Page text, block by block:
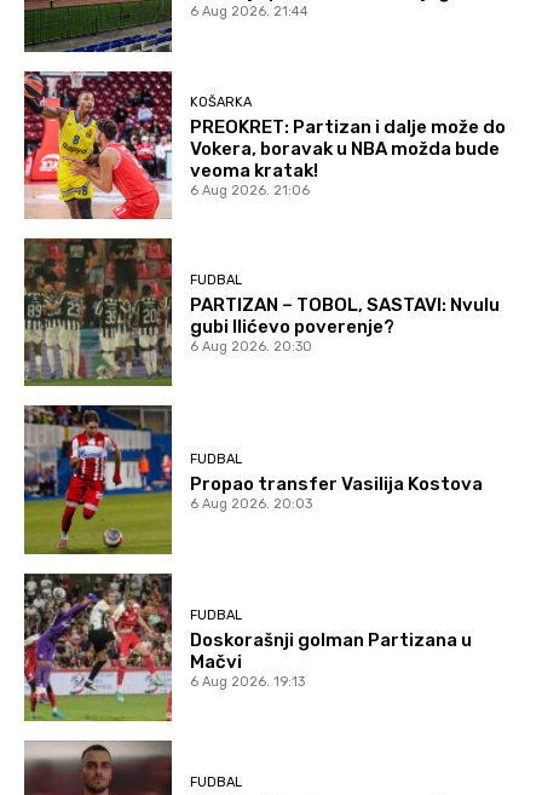
6 Aug 2026. 21:44
KOŠARKA
PREOKRET: Partizan i dalje može do
Vokera, boravak u NBA možda bude
veoma kratak!
6 Aug 2026. 21:06
FUDBAL
PARTIZAN – TOBOL, SASTAVI: Nvulu
gubi Ilićevo poverenje?
6 Aug 2026. 20:30
FUDBAL
Propao transfer Vasilija Kostova
6 Aug 2026. 20:03
FUDBAL
Doskorašnji golman Partizana u
Mačvi
6 Aug 2026. 19:13
FUDBAL